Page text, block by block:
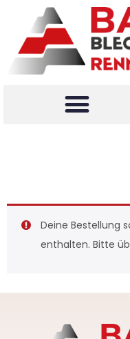
Deine Bestellung
enthalten. Bitte